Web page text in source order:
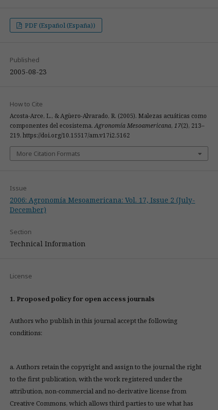
PDF (Español (España))
Published
2005-08-23
How to Cite
Acosta-Arce, L., & Agüero-Alvarado, R. (2005). Malezas acuáticas como
componentes del ecosistema.Agronomía Mesoamericana, 17(2), 213–
219. https://doi.org/10.15517/am.v17i2.5162
More Citation Formats
Issue
2006: Agronomía Mesoamericana: Vol. 17, Issue 2 (July-
December)
Section
Technical Information
License
1. Proposed policy for open access journals
Authors who publish in this journal accept the following
conditions:
a. Authors retain the copyright and assign to the journal the right
to the first publication, with the work registered under the
attribution, non-commercial and no-derivative license from
Creative Commons, which allows third parties to use what has